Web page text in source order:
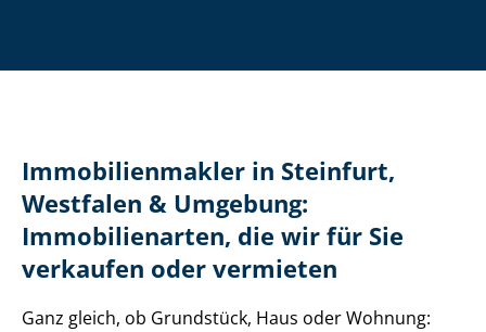
Im­mo­bi­li­en­mak­ler in Steinfurt,
Westfalen & Umgebung:
Immobilienarten, die wir für Sie
verkaufen oder vermieten
Ganz gleich, ob Grundstück, Haus oder Wohnung: